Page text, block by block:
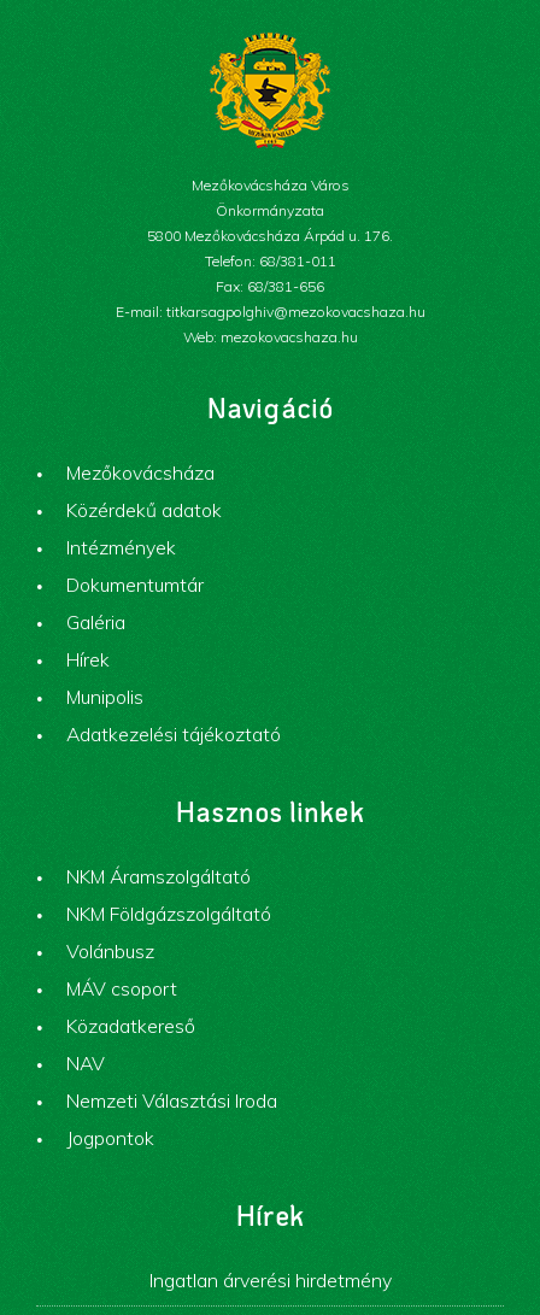
Mezőkovácsháza Város
Önkormányzata
5800 Mezőkovácsháza Árpád u. 176.
Telefon: 68/381-011
Fax: 68/381-656
E-mail: titkarsagpolghiv@mezokovacshaza.hu
Web: mezokovacshaza.hu
Navigáció
Mezőkovácsháza
Közérdekű adatok
Intézmények
Dokumentumtár
Galéria
Hírek
Munipolis
Adatkezelési tájékoztató
Hasznos linkek
NKM Áramszolgáltató
NKM Földgázszolgáltató
Volánbusz
MÁV csoport
Közadatkereső
NAV
Nemzeti Választási Iroda
Jogpontok
Hírek
Ingatlan árverési hirdetmény